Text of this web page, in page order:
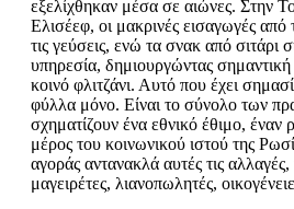
εξελίχθηκαν μέσα σε αιώνες. Στην
Ελισέεφ, οι μακρινές εισαγωγές
τις γεύσεις, ενώ τα σνακ από σιτάρι
υπηρεσία, δημιουργώντας
κοινό φλιτζάνι. Αυτό που έχει
φύλλα μόνο. Είναι το σύνολο των
σχηματίζουν ένα εθνικό έθιμο, έναν
μέρος του κοινωνικού ιστού της
αγοράς αντανακλά αυτές τις
μαγειρέτες, λιανοπωλητές,